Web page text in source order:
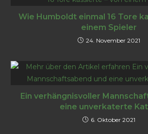
Wie Humboldt einmal 16 Tore
einem Spieler
24. November 2021
Ein verhängnisvoller
eine unverkaterte
6. Oktober 2021